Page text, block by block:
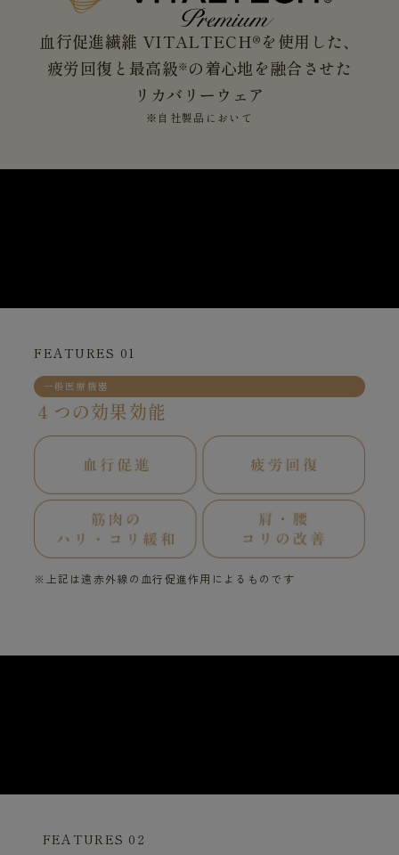
血行促進繊維 VITALTECH®を使用した、
疲労回復と最高級※ の着心地を融合させた
リカバリーウェア
※自社製品において
FEATURES 01
一般医療機器
４つの効果効能
※上記は遠赤外線の血行促進作用によるものです
FEATURES 02